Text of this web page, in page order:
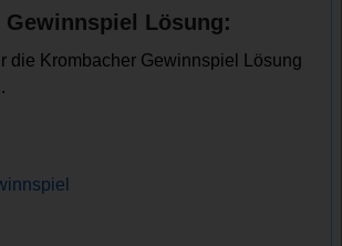
Gewinnspiel Lösung:
die Krombacher Gewinnspiel Lösung